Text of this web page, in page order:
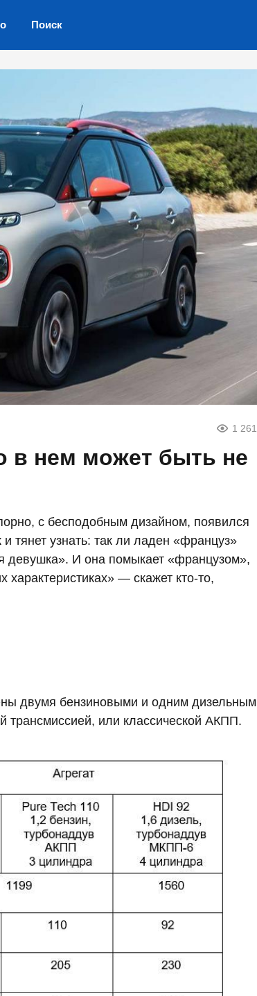
Поиск
1 261
в нем может быть не
с бесподобным дизайном, появился
тянет узнать: так ли ладен «француз»
девушка». И она помыкает «французом»,
характеристиках» — скажет кто-то,
двумя бензиновыми и одним дизельным
трансмиссией, или классической АКПП.